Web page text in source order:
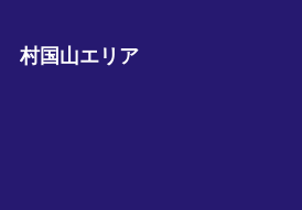
村国山エリア